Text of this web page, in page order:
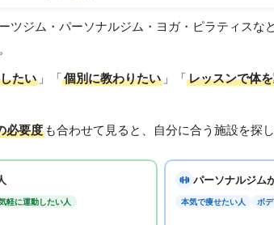
ツジム・パーソナルジム・ヨガ・ピラティスな
たい 」「個別に教わりたい 」「レッスンで体
必要度 も合わせて見ると、自分に合う施設を探
軽に運動したい人
パーソナルジム
本気で痩せたい人 ボ